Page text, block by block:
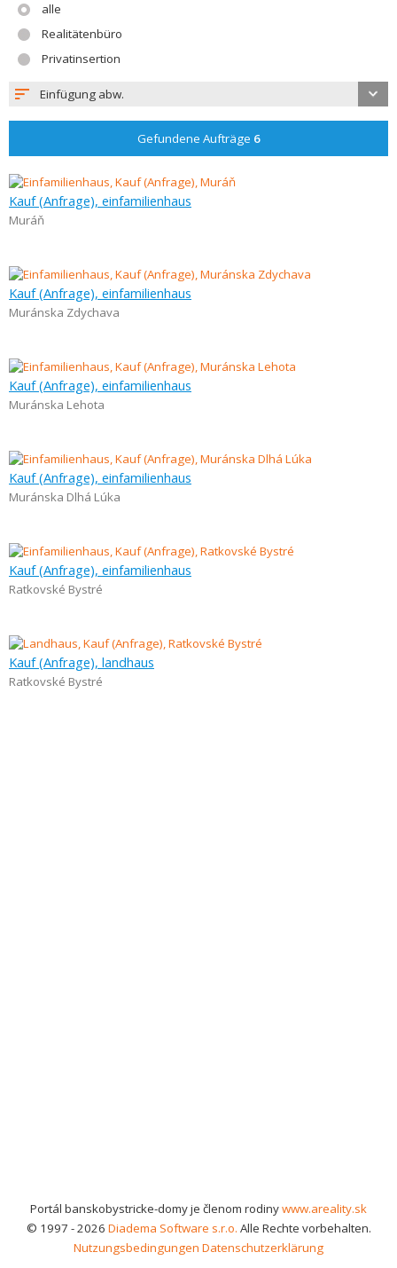
alle
Realitätenbüro
Privatinsertion
Einfügung abw.
Gefundene Aufträge 6
Kauf (Anfrage), einfamilienhaus
Muráň
Kauf (Anfrage), einfamilienhaus
Muránska Zdychava
Kauf (Anfrage), einfamilienhaus
Muránska Lehota
Kauf (Anfrage), einfamilienhaus
Muránska Dlhá Lúka
Kauf (Anfrage), einfamilienhaus
Ratkovské Bystré
Kauf (Anfrage), landhaus
Ratkovské Bystré
Portál banskobystricke-domy je členom rodinywww.areality.sk
© 1997 - 2026 Diadema Software s.r.o. Alle Rechte vorbehalten.
Nutzungsbedingungen Datenschutzerklärung